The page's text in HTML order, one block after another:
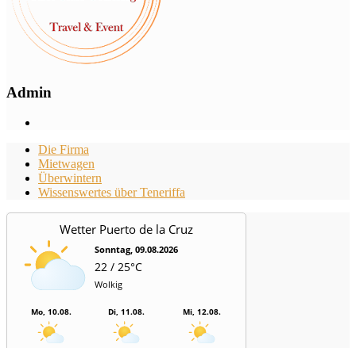
Admin
Die Firma
Mietwagen
Überwintern
Wissenswertes über Teneriffa
Wetter Puerto de la Cruz
Sonntag, 09.08.2026
22 / 25°C
Wolkig
Mo, 10.08. Di, 11.08. Mi, 12.08.